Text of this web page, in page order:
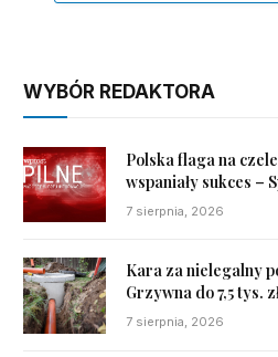
WYBÓR REDAKTORA
Polska flaga na
wspaniały sukces –
7 sierpnia, 2026
Kara za nielegalny
Grzywna do 7,5 tys.
7 sierpnia, 2026